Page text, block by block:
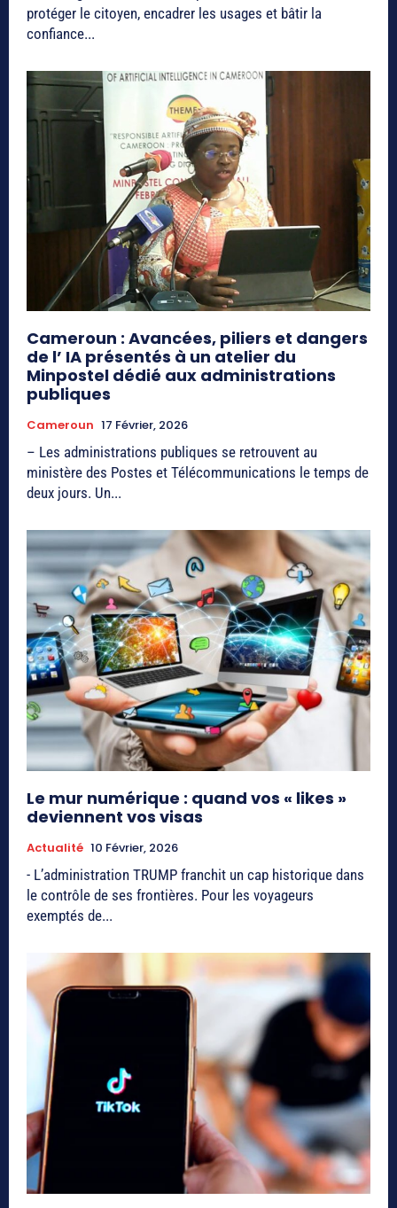
protéger le citoyen, encadrer les usages et bâtir la
confiance...
Cameroun : Avancées, piliers et dangers
de l’ IA présentés à un atelier du
Minpostel dédié aux administrations
publiques
Cameroun 17 Février, 2026
– Les administrations publiques se retrouvent au
ministère des Postes et Télécommunications le temps de
deux jours. Un...
Le mur numérique : quand vos « likes »
deviennent vos visas
Actualité 10 Février, 2026
- L’administration TRUMP franchit un cap historique dans
le contrôle de ses frontières. Pour les voyageurs
exemptés de...